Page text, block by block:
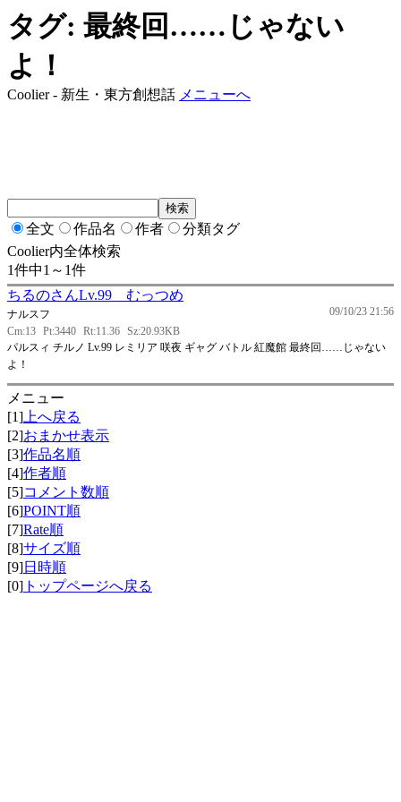
タグ: 最終回……じゃない
よ！
Coolier - 新生・東方創想話 メニューへ
全文 作品名 作者
分類タグ
Coolier内全体検索
1件中1～1件
ちるのさんLv.99 むっつめ
09/10/23 21:56
ナルスフ
Cm:13 Pt:3440 Rt:11.36 Sz:20.93KB
パルスィ チルノ Lv.99 レミリア 咲夜 ギャグ バトル 紅魔館 最終回……じゃない
よ！
メニュー
[1] 上へ戻る
[2]おまかせ表示
[3]作品名順
[4]作者順
[5]コメント数順
[6]POINT順
[7]Rate順
[8]サイズ順
[9]日時順
[0] トップページへ戻る